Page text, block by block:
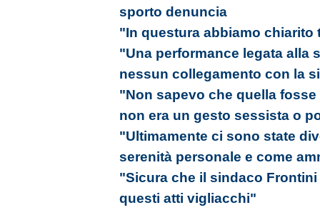
sporto denuncia
"In questura abbiamo chiarito
"Una performance legata alla
nessun collegamento con la
"Non sapevo che quella
non era un gesto sessista o
"Ultimamente ci sono state
serenità personale e come
"Sicura che il sindaco
questi atti vigliacchi"